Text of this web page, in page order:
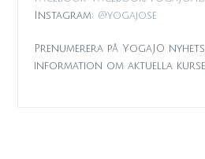
Instagram: @yogajo.se
Prenumerera på YogaJO
information om aktuella